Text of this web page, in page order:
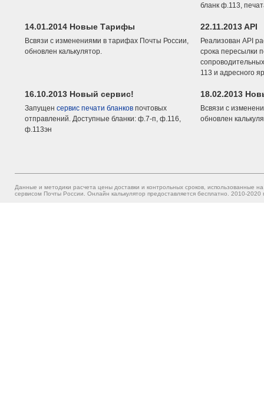
бланк ф.113,
14.01.2014 Новые Тарифы
Всвязи с изменениями в тарифах Почты России,
обновлен калькулятор.
22.11.2013 API
Реализован API
срока пересылки
113 и адресного
16.10.2013 Новый сервис!
Запущен сервис печати бланков почтовых
отправлений. Доступные бланки: ф.7-п, ф.116,
ф.113эн
18.02.2013
Всвязи с
обновлен
Данные и методики расчета цены доставки и контрольных сроков, использованные
сервисом Почты России. Онлайн калькулятор предоставляется бесплатно. 2010-2020